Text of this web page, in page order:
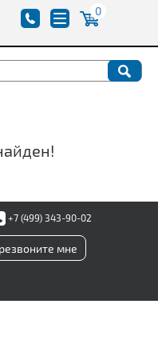
0
+7 (499) 343-90-02
мне